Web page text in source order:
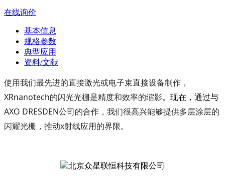
在线询价
基本信息
规格参数
典型应用
资料/文献
使用我们最先进的直接激光或电子束直接设备制作，
XRnanotech的闪光光栅是精度和效率的缩影。 现在，通过与
AXO DRESDEN公司的合作，我们很高兴能够提供多层涂层的
闪耀光栅，推动x射线应用的界限。